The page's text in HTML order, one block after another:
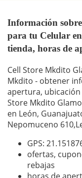
Información
para tu Celular
tienda, horas de
Cell Store Mkdito
Mkdito - obtener
apertura, ubicación
Store Mkdito
en León,
Nepomuceno
GPS:
ofertas,
rebajas